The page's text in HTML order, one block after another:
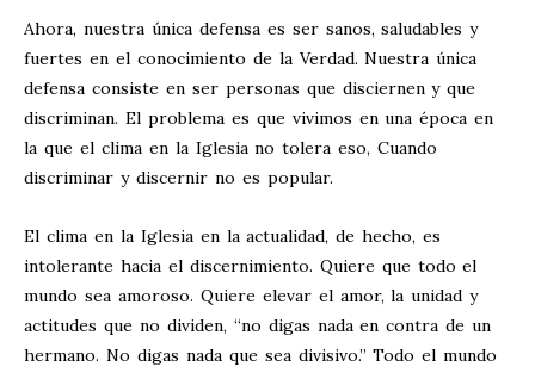
Ahora, nuestra única defensa es ser sanos, saludables y
fuertes en el conocimiento de la Verdad. Nuestra única
defensa consiste en ser personas que disciernen y que
discriminan. El problema es que vivimos en una época en
la que el clima en la Iglesia no tolera eso, Cuando
discriminar y discernir no es popular.
El clima en la Iglesia en la actualidad, de hecho, es
intolerante hacia el discernimiento. Quiere que todo el
mundo sea amoroso. Quiere elevar el amor, la unidad y
actitudes que no dividen, “no digas nada en contra de un
hermano. No digas nada que sea divisivo.” Todo el mundo